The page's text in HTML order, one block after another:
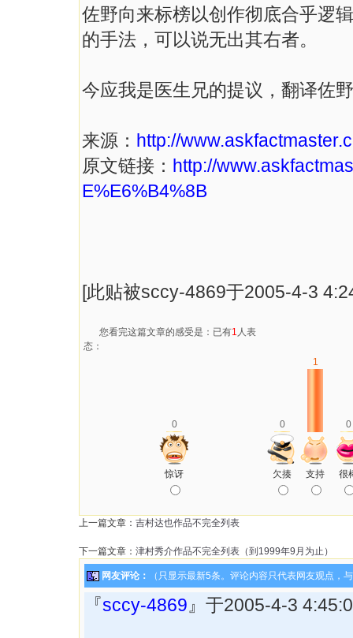
佐野向来标榜以创作彻底合乎逻
的手法，可以说无出其右者。
今应我是医生兄的提议，翻译佐
来源： http://
原文链接： http://
E%E6%B4%8B
[此贴被sccy-4869于2005-4-3
您看完这篇文章的感受是：已有1 人表
态：
0 0
1
0
惊讶 欠揍 支持 很
上一篇文章： 吉村达也作品不完全列表
下一篇文章： 津村秀介作品不完全列表（到1999年9月为止）
网友评论： （只显示最新5条。评论内容只代表网友观点，
『sccy-4869 』于2005-4-3